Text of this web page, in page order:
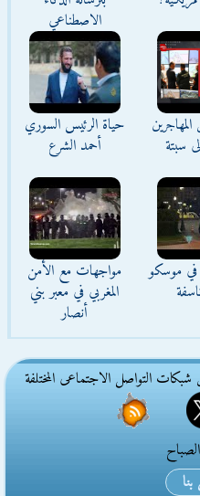
الاصطناعي
سبتة
حياة الرئيس السوري
أحمد الشرع
في موسكو
مواجهات مع الأمن
المغربي في معبر بني
أنصار
التواصل الاجتماعى المختلفة